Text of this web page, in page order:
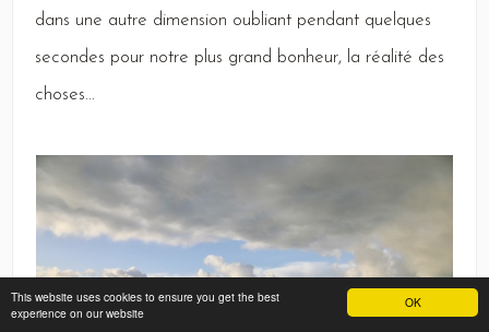
OK
This website uses cookies to ensure you get the best
experience on our website
dans une autre dimension oubliant pendant quelques
secondes pour notre plus grand bonheur, la réalité des
choses...